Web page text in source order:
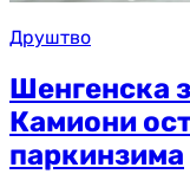
Друштво
Шенгенска
Камиони
паркинзима